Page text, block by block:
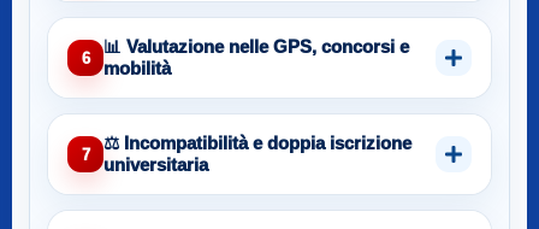
6
📊 Valutazione nelle GPS, concorsi e
mobilità
7
⚖️ Incompatibilità e doppia iscrizione
universitaria